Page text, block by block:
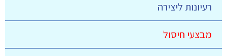
מבצעי חיסול
רעיונות ליצירה